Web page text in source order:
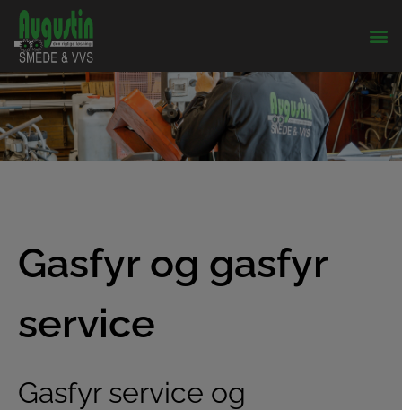
Gasfyr og gasfyr
service
Gasfyr service og